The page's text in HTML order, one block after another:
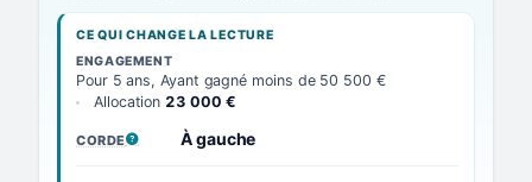
CE QUI CHANGE LA LECTURE
ENGAGEMENT
Pour 5 ans, Ayant gagné moins de 50 500 €
Allocation 23 000 €
CORDE
, VOIR LA DÉFINITION
À gauche